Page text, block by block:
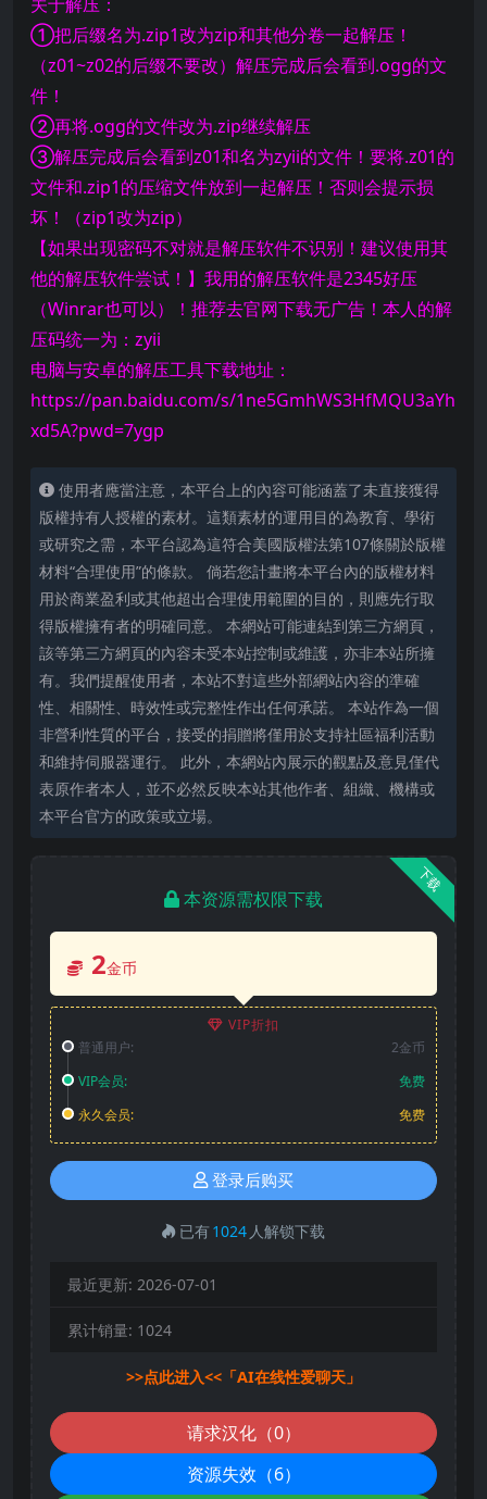
①把后缀名为.zip1改为zip和其他分卷一起解压！
（z01~z02的后缀不要改）解压完成后会看到.ogg的文
件！
②再将.ogg的文件改为.zip继续解压
③解压完成后会看到z01和名为zyii的文件！要将.z01的
文件和.zip1的压缩文件放到一起解压！否则会提示损
坏！（zip1改为zip）
【如果出现密码不对就是解压软件不识别！建议使用其
他的解压软件尝试！】我用的解压软件是2345好压
（Winrar也可以）！推荐去官网下载无广告！本人的解
压码统一为：zyii
电脑与安卓的解压工具下载地址：
https://pan.baidu.com/s/1ne5GmhWS3HfMQU3aYh
xd5A?pwd=7ygp
使用者應當注意，本平台上的內容可能涵蓋了未直接獲得
版權持有人授權的素材。這類素材的運用目的為教育、學術
或研究之需，本平台認為這符合美國版權法第107條關於版權
材料“合理使用”的條款。 倘若您計畫將本平台內的版權材料
用於商業盈利或其他超出合理使用範圍的目的，則應先行取
得版權擁有者的明確同意。 本網站可能連結到第三方網頁，
該等第三方網頁的內容未受本站控制或維護，亦非本站所擁
有。我們提醒使用者，本站不對這些外部網站內容的準確
性、相關性、時效性或完整性作出任何承諾。 本站作為一個
非營利性質的平台，接受的捐贈將僅用於支持社區福利活動
和維持伺服器運行。 此外，本網站內展示的觀點及意見僅代
表原作者本人，並不必然反映本站其他作者、組織、機構或
本平台官方的政策或立場。
下载
本资源需权限下载
2金币
VIP折扣
普通用户:
2金币
VIP会员:
免费
永久会员:
免费
登录后购买
已有1024 人解锁下载
最近更新: 2026-07-01
累计销量: 1024
>>点此进入<<「AI在线性爱聊天」
请求汉化（0）
资源失效（6）